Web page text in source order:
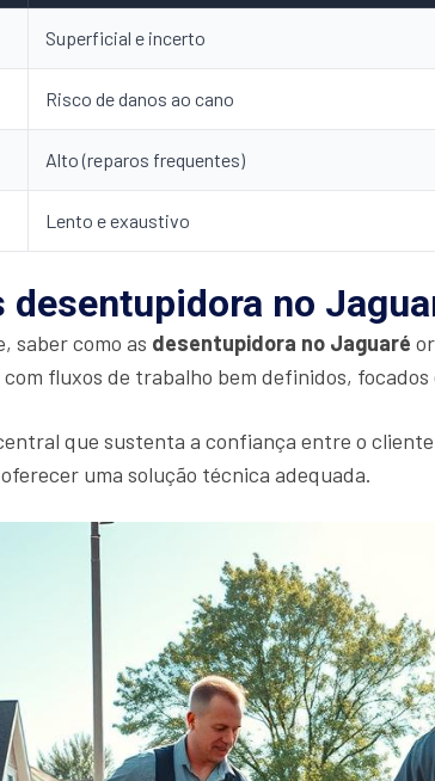
Superficial e incerto
Risco de danos ao cano
Alto (reparos frequentes)
Lento e exaustivo
no
saber como as desentupidora no Jaguaré
fluxos de trabalho bem definidos,
que sustenta a confiança entre o
uma solução técnica adequada.